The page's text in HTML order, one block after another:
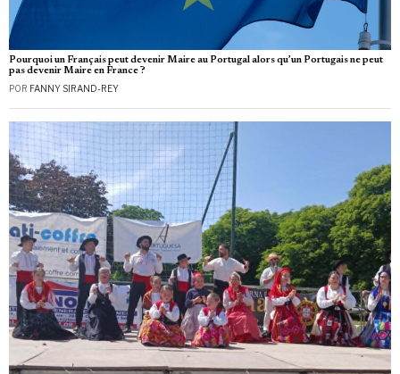
Pourquoi un Français peut devenir Maire au Portugal alors qu’un Portugais ne peut
pas devenir Maire en France ?
POR FANNY SIRAND-REY